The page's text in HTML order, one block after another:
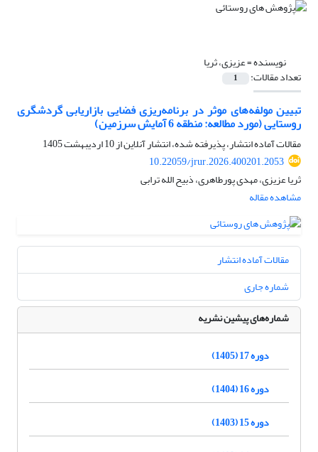
نویسنده =عزیزی، ثریا
تعداد مقالات: 1
تبیین مولفه‌های موثر در برنامه‌ریزی فضایی بازاریابی گردشگری
روستایی (مورد مطالعه: منطقه 6 آمایش سرزمین)
مقالات آماده انتشار، پذیرفته شده، انتشار آنلاین از10 اردیبهشت 1405
10.22059/jrur.2026.400201.2053
ثریا عزیزی، مهدی پورطاهری، ذبیح الله ترابی
مشاهده مقاله
مقالات آماده انتشار
شماره جاری
شماره‌های پیشین نشریه
دوره 17 (1405)
دوره 16 (1404)
دوره 15 (1403)